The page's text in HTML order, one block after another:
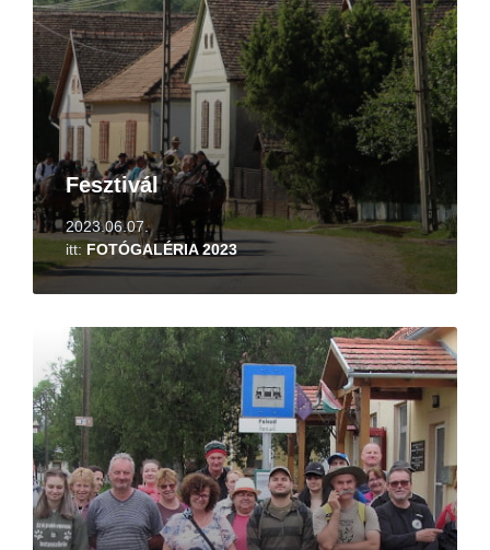
Fesztivál
2023.06.07.
itt: FOTÓGALÉRIA 2023
Tovább